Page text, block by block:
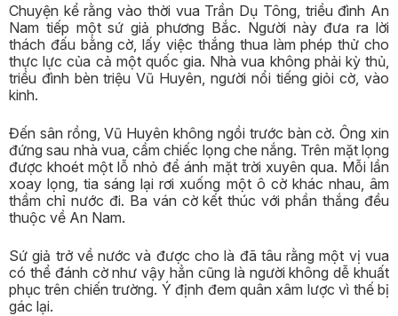
Chuyện kể rằng vào thời vua Trần Dụ Tông, triều đình An
Nam tiếp một sứ giả phương Bắc. Người này đưa ra lời
thách đấu bằng cờ, lấy việc thắng thua làm phép thử cho
thực lực của cả một quốc gia. Nhà vua không phải kỳ thủ,
triều đình bèn triệu Vũ Huyên, người nổi tiếng giỏi cờ, vào
kinh.
Đến sân rồng, Vũ Huyên không ngồi trước bàn cờ. Ông xin
đứng sau nhà vua, cầm chiếc lọng che nắng. Trên mặt lọng
được khoét một lỗ nhỏ để ánh mặt trời xuyên qua. Mỗi lần
xoay lọng, tia sáng lại rơi xuống một ô cờ khác nhau, âm
thầm chỉ nước đi. Ba ván cờ kết thúc với phần thắng đều
thuộc về An Nam.
Sứ giả trở về nước và được cho là đã tâu rằng một vị vua
có thể đánh cờ như vậy hẳn cũng là người không dễ khuất
phục trên chiến trường. Ý định đem quân xâm lược vì thế bị
gác lại.